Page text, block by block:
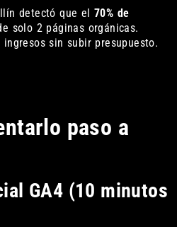
detectó que el 70% de
solo 2 páginas orgánicas.
sin subir presupuesto.
paso a
GA4 (10 minutos